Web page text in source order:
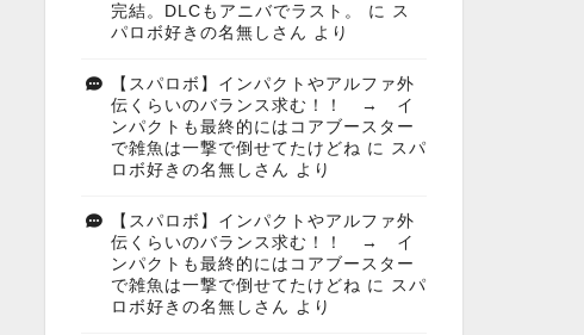
完結。DLCもアニバでラスト。
に
ス
パロボ好きの名無しさん より
【スパロボ】インパクトやアルファ外
伝くらいのバランス求む！！ → イ
ンパクトも最終的にはコアブースター
で雑魚は一撃で倒せてたけどね に
スパ
ロボ好きの名無しさん より
【スパロボ】インパクトやアルファ外
伝くらいのバランス求む！！ → イ
ンパクトも最終的にはコアブースター
で雑魚は一撃で倒せてたけどね に
スパ
ロボ好きの名無しさん より